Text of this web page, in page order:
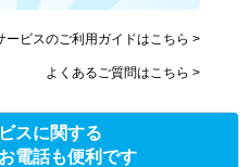
ービスのご利用ガイドはこちら >
よくあるご質問はこちら >
スに関する
電話も便利です